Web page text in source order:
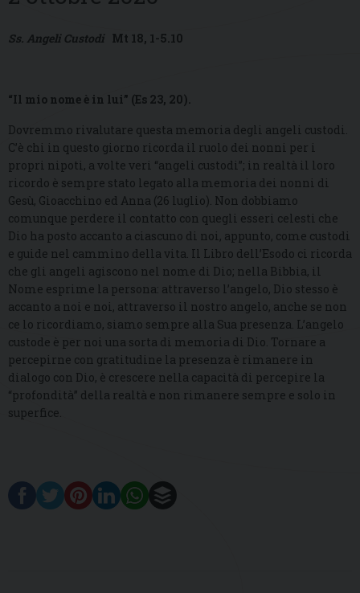
Ss. Angeli Custodi Mt 18, 1-5.10
“Il mio nome è in lui” (Es 23, 20).
Dovremmo rivalutare questa memoria degli angeli custodi.
C’è chi in questo giorno ricorda il ruolo dei nonni per i
propri nipoti, a volte veri “angeli custodi”; in realtà il loro
ricordo è sempre stato legato alla memoria dei nonni di
Gesù, Gioacchino ed Anna (26 luglio). Non dobbiamo
comunque perdere il contatto con quegli esseri celesti che
Dio ha posto accanto a ciascuno di noi, appunto, come custodi
e guide nel cammino della vita. Il Libro dell’Esodo ci ricorda
che gli angeli agiscono nel nome di Dio; nella Bibbia, il
Nome esprime la persona: attraverso l’angelo, Dio stesso è
accanto a noi e noi, attraverso il nostro angelo, anche se non
ce lo ricordiamo, siamo sempre alla Sua presenza. L’angelo
custode è per noi una sorta di memoria di Dio. Tornare a
percepirne con gratitudine la presenza è rimanere in
dialogo con Dio, è crescere nella capacità di percepire la
“profondità” della realtà e non rimanere sempre e solo in
superfice.